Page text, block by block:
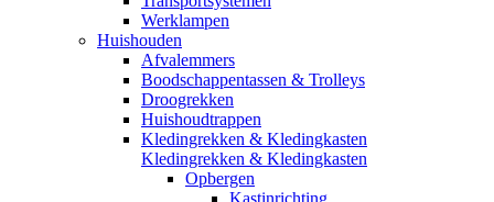
Werklampen
Huishouden
Afvalemmers
Boodschappentassen & Trolleys
Droogrekken
Huishoudtrappen
Kledingrekken & Kledingkasten
Kledingrekken & Kledingkasten
Opbergen